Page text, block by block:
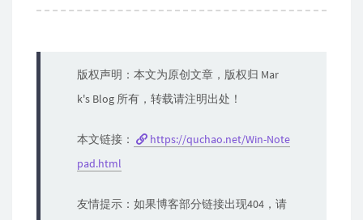
版权声明：本文为原创文章，版权归 Mar
k's Blog 所有，转载请注明出处！
本文链接：
https://quchao.net/Win-Note
pad.html
友情提示：如果博客部分链接出现404，请